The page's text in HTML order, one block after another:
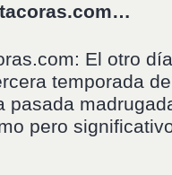
El otro
temporada
pasada
pero